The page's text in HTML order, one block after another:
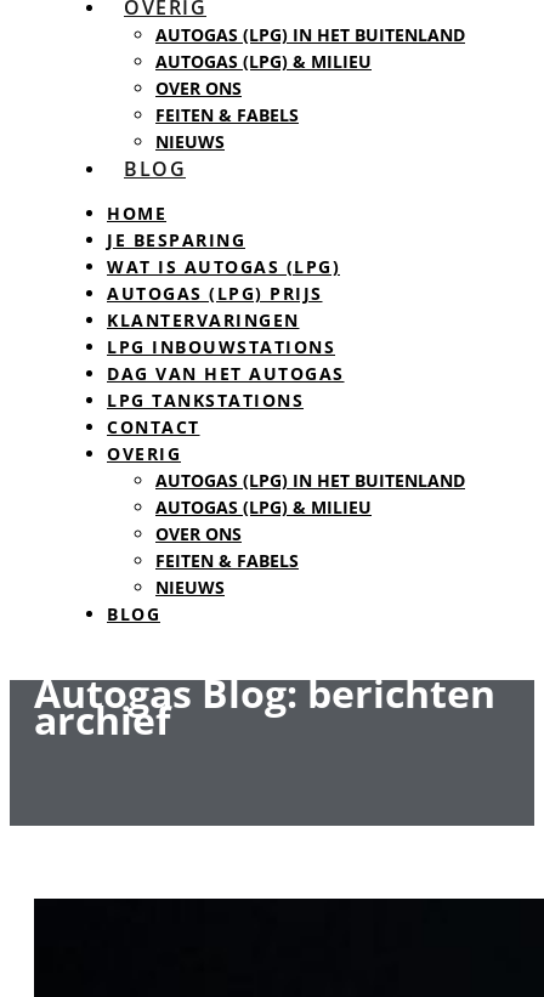
OVERIG
AUTOGAS (LPG) IN HET BUITENLAND
AUTOGAS (LPG) & MILIEU
OVER ONS
FEITEN & FABELS
NIEUWS
BLOG
HOME
JE BESPARING
WAT IS AUTOGAS (LPG)
AUTOGAS (LPG) PRIJS
KLANTERVARINGEN
LPG INBOUWSTATIONS
DAG VAN HET AUTOGAS
LPG TANKSTATIONS
CONTACT
OVERIG
AUTOGAS (LPG) IN HET BUITENLAND
AUTOGAS (LPG) & MILIEU
OVER ONS
FEITEN & FABELS
NIEUWS
BLOG
Autogas Blog: berichten
archief